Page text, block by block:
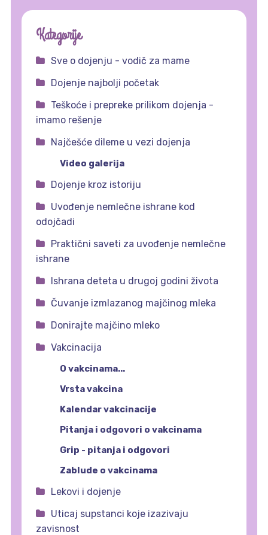
Kategorije
Sve o dojenju - vodič za mame
Dojenje najbolji početak
Teškoće i prepreke prilikom dojenja -
imamo rešenje
Najčešće dileme u vezi dojenja
Video galerija
Dojenje kroz istoriju
Uvođenje nemlečne ishrane kod
odojčadi
Praktični saveti za uvođenje nemlečne
ishrane
Ishrana deteta u drugoj godini života
Čuvanje izmlazanog majčinog mleka
Donirajte majčino mleko
Vakcinacija
O vakcinama...
Vrsta vakcina
Kalendar vakcinacije
Pitanja i odgovori o vakcinama
Grip - pitanja i odgovori
Zablude o vakcinama
Lekovi i dojenje
Uticaj supstanci koje izazivaju
zavisnost